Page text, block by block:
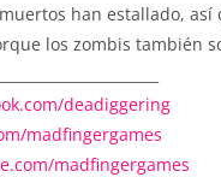
han estallado, así
los zombis también
deadiggering
madfingergames
madfingergames